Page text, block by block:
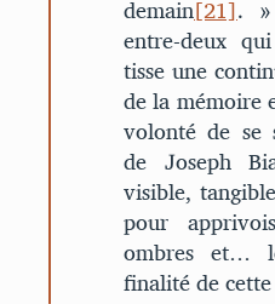
demain[21]. »
entre-deux
tisse une
de la mémoire
volonté de se
de Joseph
visible,
pour
ombres et…
finalité de